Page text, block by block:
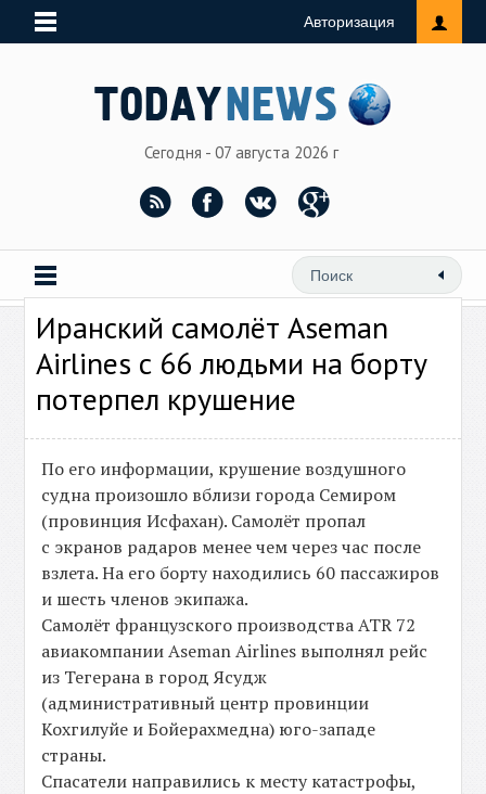
Авторизация
Сегодня - 07 августа 2026 г
Иранский самолёт Aseman
Airlines с 66 людьми на борту
потерпел крушение
По его информации, крушение воздушного
судна произошло вблизи города Семиром
(провинция Исфахан). Самолёт пропал
с экранов радаров менее чем через час после
взлета. На его борту находились 60 пассажиров
и шесть членов экипажа.
Самолёт французского производства ATR 72
авиакомпании Aseman Airlines выполнял рейс
из Тегерана в город Ясудж
(административный центр провинции
Кохгилуйе и Бойерахмедна) юго-западе
страны.
Спасатели направились к месту катастрофы,